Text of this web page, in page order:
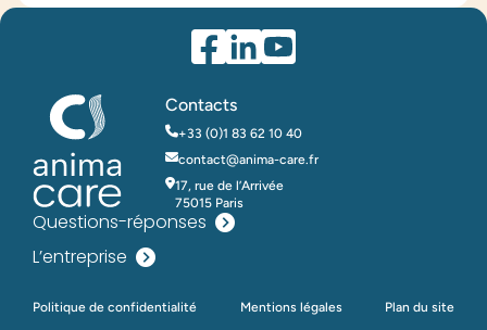
Contacts
+33 (0)1 83 62 10 40
contact@anima-care.fr
17, rue de l’Arrivée
75015 Paris
Questions-réponses
L’entreprise
Politique de confidentialité Mentions légales Plan du site